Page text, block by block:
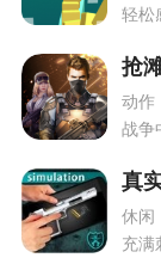
轻松
抢
动作
战争
真
休闲
充满